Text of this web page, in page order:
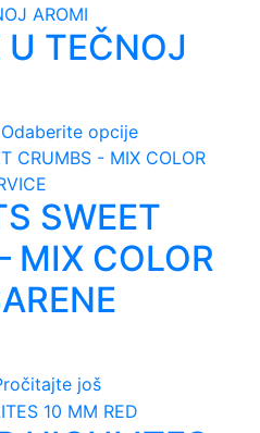
proizvod
ima
više
mogu
biti
na
stranici
proizvoda.
TEČNOJ
Odaberite opcije
proizvod
više
varijanti.
Opcije
SWEET
MIX COLOR
još